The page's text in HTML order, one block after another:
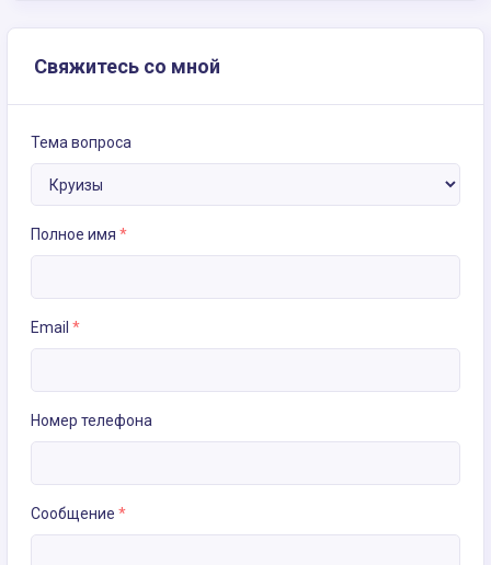
Свяжитесь со мной
Тема вопроса
Полное имя *
Email *
Номер телефона
Сообщение *